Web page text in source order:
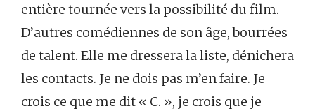
entière tournée vers la possibilité du film.
D’autres comédiennes de son âge, bourrées
de talent. Elle me dressera la liste, dénichera
les contacts. Je ne dois pas m’en faire. Je
crois ce que me dit « C. », je crois que je